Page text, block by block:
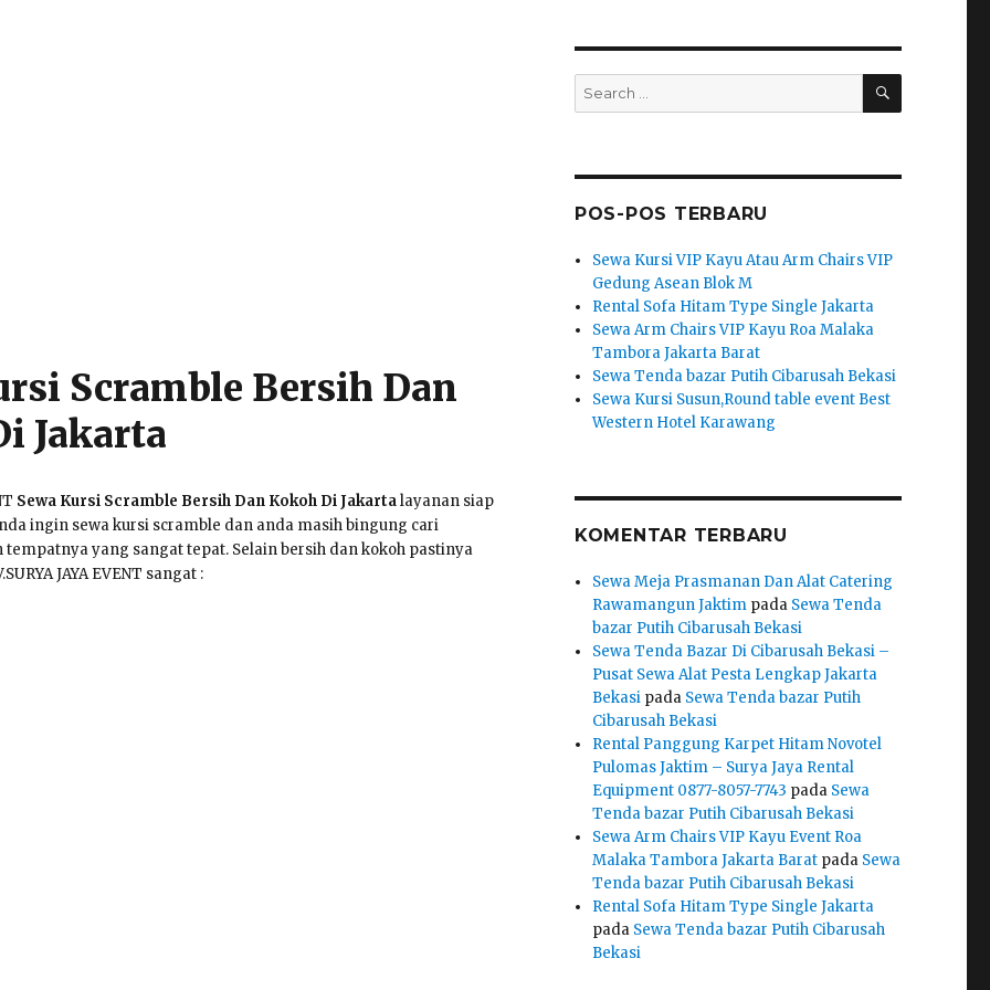
Scramble Bersih Dan
Jakarta
Sewa Kursi Scramble Bersih Dan Kokoh Di Jakartalayanan siap
ingin sewa kursi scramble dan anda masih bingung cari
yang sangat tepat. Selain bersih dan kokoh pastinya
JAYA EVENT sangat :
Search
for:
SEARCH
POS-POS TERBARU
Sewa Kursi VIP Kayu Atau Arm Chairs VIP
Gedung Asean Blok M
Rental Sofa Hitam Type Single Jakarta
Sewa Arm Chairs VIP Kayu Roa Malaka
Tambora Jakarta Barat
Sewa Tenda bazar Putih Cibarusah Bekasi
Sewa Kursi Susun,Round table event Best
Western Hotel Karawang
KOMENTAR TERBARU
Sewa Meja Prasmanan Dan Alat Catering
Rawamangun Jaktim pada Sewa Tenda
bazar Putih Cibarusah Bekasi
Sewa Tenda Bazar Di Cibarusah Bekasi –
Pusat Sewa Alat Pesta Lengkap Jakarta
Bekasi pada Sewa Tenda bazar Putih
Cibarusah Bekasi
Rental Panggung Karpet Hitam Novotel
Pulomas Jaktim – Surya Jaya Rental
Equipment 0877-8057-7743 pada Sewa
Tenda bazar Putih Cibarusah Bekasi
Sewa Arm Chairs VIP Kayu Event Roa
Malaka Tambora Jakarta Barat pada Sewa
Tenda bazar Putih Cibarusah Bekasi
Rental Sofa Hitam Type Single Jakarta
pada Sewa Tenda bazar Putih Cibarusah
Bekasi